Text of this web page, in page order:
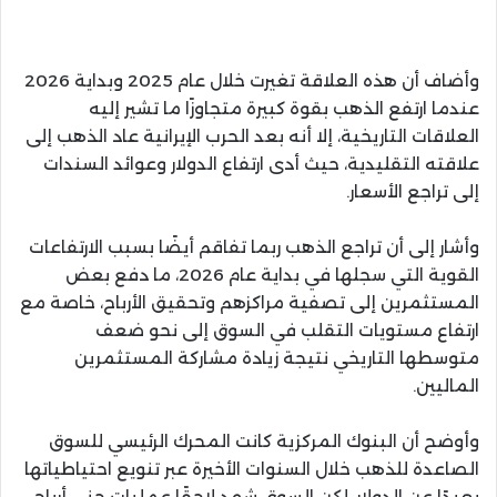
وأضاف أن هذه العلاقة تغيرت خلال عام 2025 وبداية 2026
عندما ارتفع الذهب بقوة كبيرة متجاوزًا ما تشير إليه
العلاقات التاريخية، إلا أنه بعد الحرب الإيرانية عاد الذهب إلى
علاقته التقليدية، حيث أدى ارتفاع الدولار وعوائد السندات
إلى تراجع الأسعار.
وأشار إلى أن تراجع الذهب ربما تفاقم أيضًا بسبب الارتفاعات
القوية التي سجلها في بداية عام 2026، ما دفع بعض
المستثمرين إلى تصفية مراكزهم وتحقيق الأرباح، خاصة مع
ارتفاع مستويات التقلب في السوق إلى نحو ضعف
متوسطها التاريخي نتيجة زيادة مشاركة المستثمرين
الماليين.
وأوضح أن البنوك المركزية كانت المحرك الرئيسي للسوق
الصاعدة للذهب خلال السنوات الأخيرة عبر تنويع احتياطياتها